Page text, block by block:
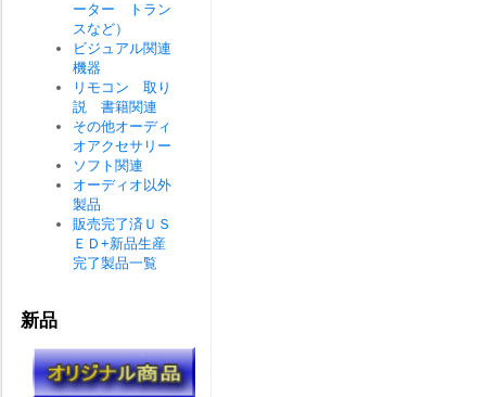
ーター トラン
スなど）
ビジュアル関連
機器
リモコン 取り
説 書籍関連
その他オーディ
オアクセサリー
ソフト関連
オーディオ以外
製品
販売完了済ＵＳ
ＥＤ+新品生産
完了製品一覧
新品